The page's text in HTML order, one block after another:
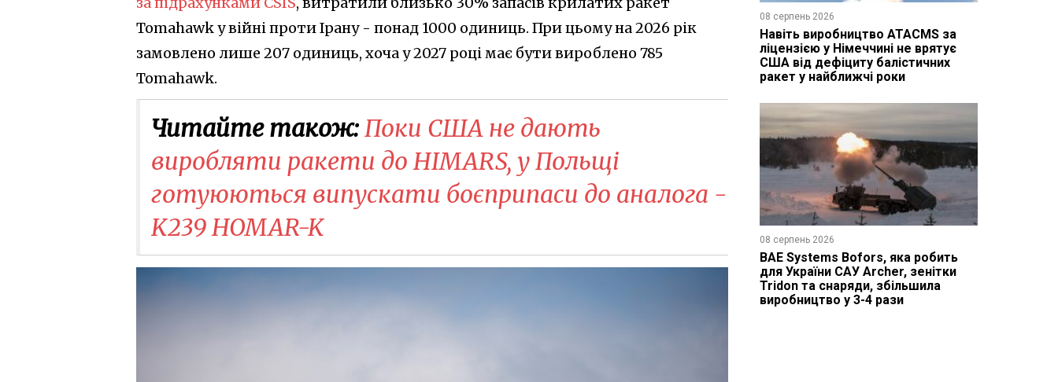
Tomahawk у війні проти Ірану - понад 1000 одиниць. При цьому на 2026 рік
замовлено лише 207 одиниць, хоча у 2027 році має бути вироблено 785
Tomahawk.
Читайте також:Поки США не дають
виробляти ракети до HIMARS, у Польщі
готуюються випускати боєприпаси до аналога -
K239 HOMAR-K
08 серпень 2026
Навіть виробництво ATACMS за
ліцензією у Німеччині не врятує
США від дефіциту балістичних
ракет у найближчі роки
08 серпень 2026
BAE Systems Bofors, яка робить
для України САУ Archer, зенітки
Tridon та снаряди, збільшила
виробництво у 3-4 рази